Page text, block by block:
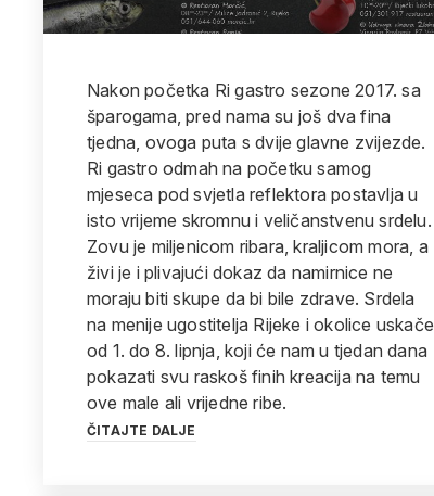
Nakon početka Ri gastro sezone 2017. sa
šparogama, pred nama su još dva fina
tjedna, ovoga puta s dvije glavne zvijezde.
Ri gastro odmah na početku samog
mjeseca pod svjetla reflektora postavlja u
isto vrijeme skromnu i veličanstvenu srdelu.
Zovu je miljenicom ribara, kraljicom mora, a
živi je i plivajući dokaz da namirnice ne
moraju biti skupe da bi bile zdrave. Srdela
na menije ugostitelja Rijeke i okolice uskače
od 1. do 8. lipnja, koji će nam u tjedan dana
pokazati svu raskoš finih kreacija na temu
ove male ali vrijedne ribe.
ČITAJTE DALJE